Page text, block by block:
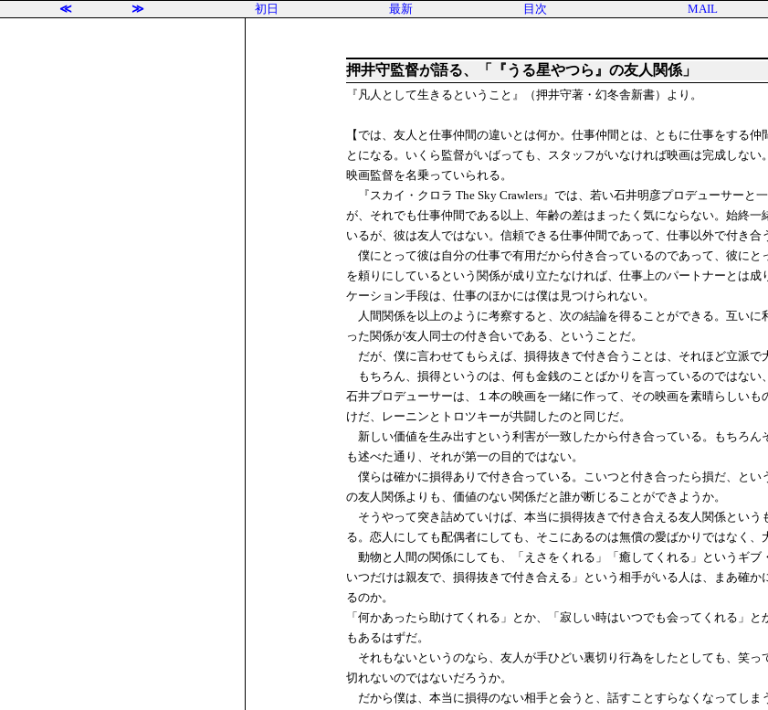
≪ ≫ 初日 最新 目次 MAIL
押井守監督が語る、「『うる星やつら』の友人関係」
『凡人として生きるということ』（押井守著・幻冬舎新書）より。
【では、友人と仕事仲間の違いとは何か。仕事仲間とは、ともに仕事をする
とになる。いくら監督がいばっても、スタッフがいなければ映画は完成しな
映画監督を名乗っていられる。
『スカイ・クロラ The Sky Crawlers』では、若い石井明彦プロデューサーと
が、それでも仕事仲間である以上、年齢の差はまったく気にならない。始終
いるが、彼は友人ではない。信頼できる仕事仲間であって、仕事以外で付き合
僕にとって彼は自分の仕事で有用だから付き合っているのであって、彼に
を頼りにしているという関係が成り立たなければ、仕事上のパートナーとは
ケーション手段は、仕事のほかには僕は見つけられない。
人間関係を以上のように考察すると、次の結論を得ることができる。互い
った関係が友人同士の付き合いである、ということだ。
だが、僕に言わせてもらえば、損得抜きで付き合うことは、それほど立派で
もちろん、損得というのは、何も金銭のことばかりを言っているのではな
石井プロデューサーは、１本の映画を一緒に作って、その映画を素晴らしい
けだ、レーニンとトロツキーが共闘したのと同じだ。
新しい価値を生み出すという利害が一致したから付き合っている。もちろ
も述べた通り、それが第一の目的ではない。
僕らは確かに損得ありで付き合っている。こいつと付き合ったら損だ、と
の友人関係よりも、価値のない関係だと誰が断じることができようか。
そうやって突き詰めていけば、本当に損得抜きで付き合える友人関係という
る。恋人にしても配偶者にしても、そこにあるのは無償の愛ばかりではなく、
動物と人間の関係にしても、「えさをくれる」「癒してくれる」というギ
いつだけは親友で、損得抜きで付き合える」という相手がいる人は、まあ確
るのか。
「何かあったら助けてくれる」とか、「寂しい時はいつでも会ってくれる」
もあるはずだ。
それもないというのなら、友人が手ひどい裏切り行為をしたとしても、笑
切れないのではないだろうか。
だから僕は、本当に損得のない相手と会うと、話すことすらなくなってし